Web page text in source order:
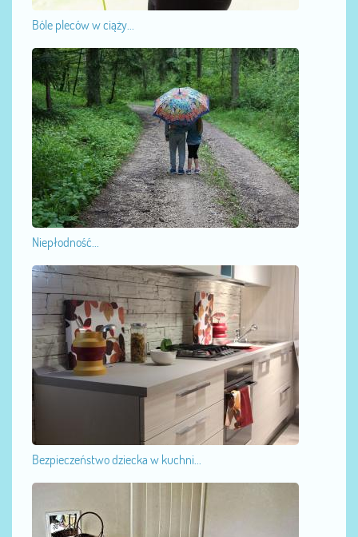
Bóle pleców w ciąży...
Niepłodność...
Bezpieczeństwo dziecka w kuchni...